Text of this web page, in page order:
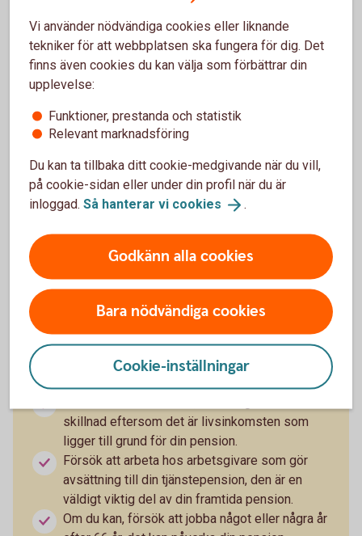
Ekonom för Finansiell hälsa
Tips – så kan du påverka din
pension
Spara själv till din pension, börja så tidigt som
möjligt och öka beloppet allt eftersom. Även
skillnad eftersom det är livsinkomsten som
ligger till grund för din pension.
Försök att arbeta hos arbetsgivare som gör
avsättning till din tjänstepension, den är en
väldigt viktig del av din framtida pension.
Om du kan, försök att jobba något eller några år
Vi använder nödvändiga cookies eller liknande
tekniker för att webbplatsen ska fungera för dig. Det
finns även cookies du kan välja som förbättrar din
upplevelse:
Funktioner, prestanda och statistik
Relevant marknadsföring
Du kan ta tillbaka ditt cookie-medgivande när du vill,
på cookie-sidan eller under din profil när du är
inloggad. Så hanterar vi cookies .
Godkänn alla cookies
Bara nödvändiga cookies
Cookie-inställningar